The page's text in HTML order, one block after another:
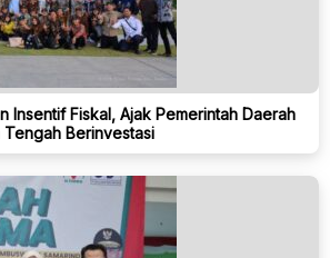
Insentif Fiskal, Ajak Pemerintah Daerah
Berinvestasi